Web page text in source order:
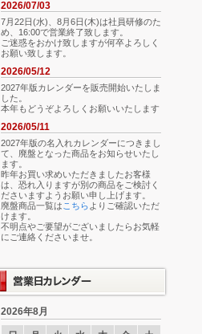
2026/07/03
7月22日(水)、8月6日(木)は社員研修のた
め、16:00で営業終了致します。
ご迷惑をおかけ致しますが何卒よろしく
お願い致します。
2026/05/12
2027年版カレンダーを販売開始いたしま
した。
本年もどうぞよろしくお願いいたします
2026/05/11
2027年版の名入れカレンダーにつきまし
て、廃盤となった商品をお知らせいたし
ます。
昨年お買い求めいただきましたお客様
は、恐れ入りますが別の商品をご検討く
ださいますようお願い申し上げます。
廃盤商品一覧は こちら よりご確認いただ
けます。
不明点やご要望がございましたらお気軽
にご連絡くださいませ。
2026年8月